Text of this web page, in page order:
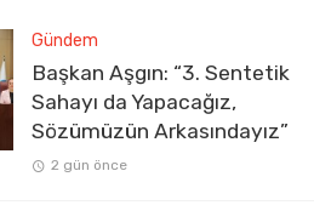
Gündem
Başkan Aşgın: “3. Sentetik
Sahayı da Yapacağız,
Sözümüzün Arkasındayız”
2 gün önce